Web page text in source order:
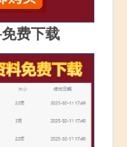
费下载